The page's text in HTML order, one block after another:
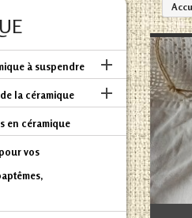
à suspendre 
la céramique 
en céramique
vos